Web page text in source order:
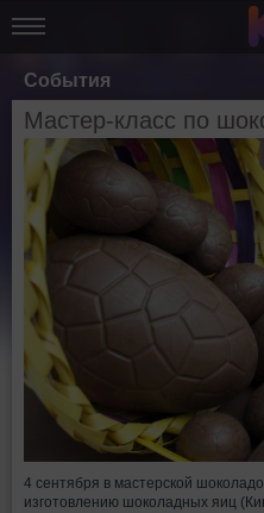
События
Мастер-класс по
4 сентября в мастерской
изготовлению шоколадных яиц